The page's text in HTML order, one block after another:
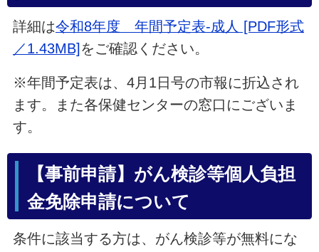
詳細は令和8年度 年間予定表-成人 [PDF形式
／1.43MB] をご確認ください。
※年間予定表は、4月1日号の市報に折込され
ます。また各保健センターの窓口にございま
す。
【事前申請】がん検診等個人負担
金免除申請について
条件に該当する方は、がん検診等が無料にな